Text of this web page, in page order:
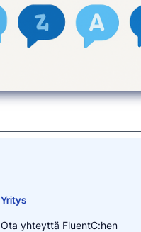
Yritys
Ota yhteyttä FluentC:hen